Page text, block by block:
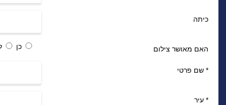
כיתה
האם מאושר צילום כן
* שם פרטי
* עיר